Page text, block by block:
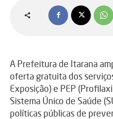
A Prefeitura de Itarana
oferta gratuita dos
Exposição) e PEP
Sistema Único de Saúde
políticas públicas de